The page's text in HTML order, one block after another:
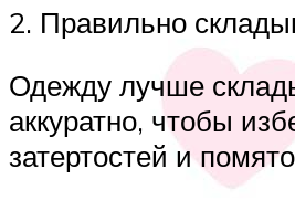
2. Правильно
Одежду лучше
аккуратно, чтобы
затертостей и